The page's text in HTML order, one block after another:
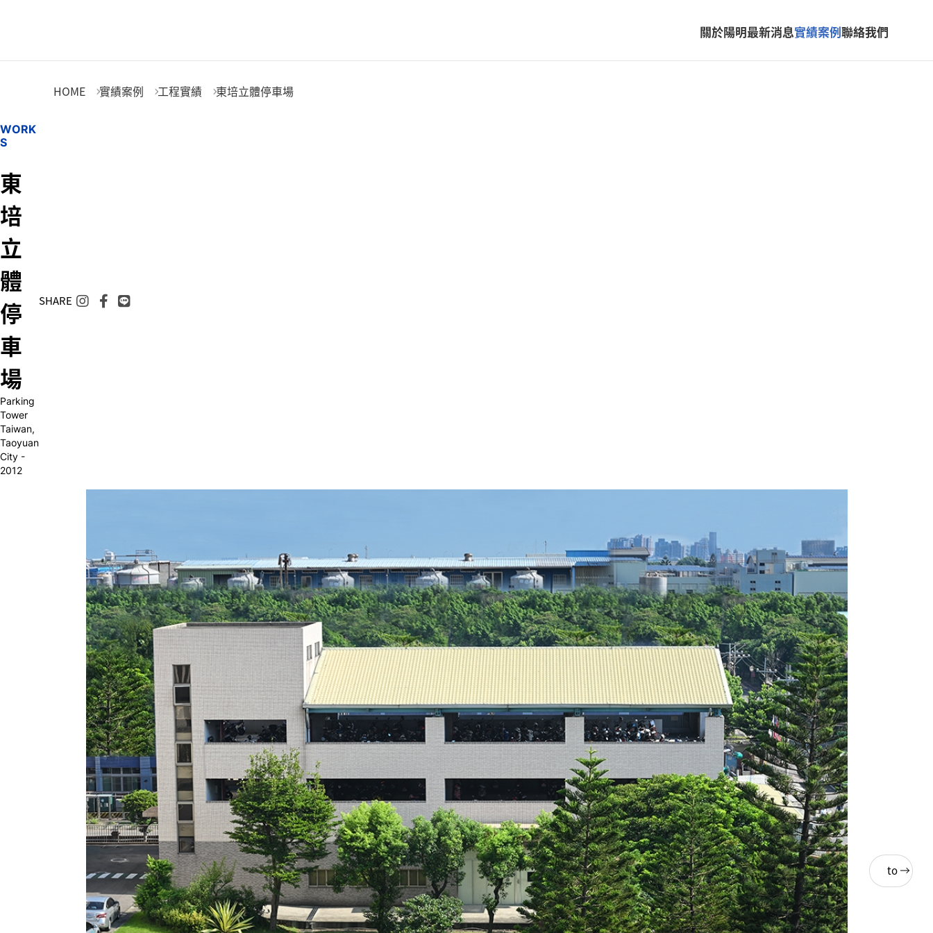
關於陽明最新消息實績案例聯絡我們
東培立體停車場
HOME 實績案例 工程實績 東培立體停車場
WORK
S
東
培
立
體
停
車
場
Parking
Tower
Taiwan,
Taoyuan
City -
2012
SHARE
to